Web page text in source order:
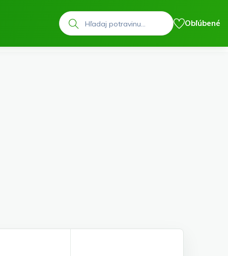
Hľadať
Obľúbené